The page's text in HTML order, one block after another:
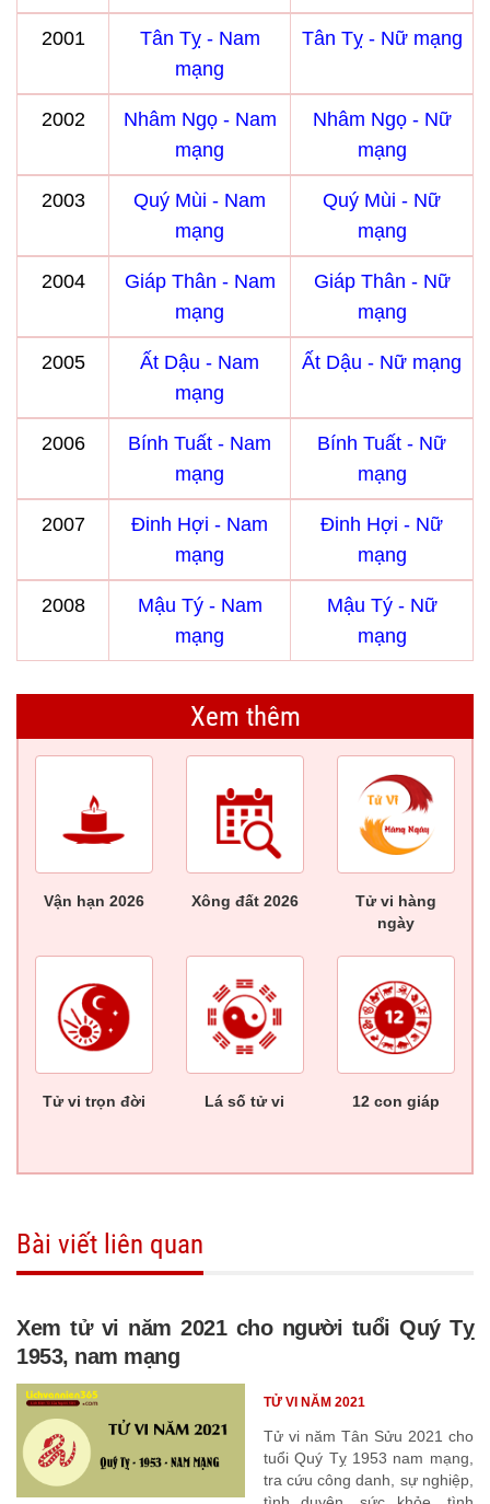
2001
Tân Tỵ - Nam
mạng
Tân Tỵ - Nữ mạng
2002
Nhâm Ngọ - Nam
mạng
Nhâm Ngọ - Nữ
mạng
2003
Quý Mùi - Nam
mạng
Quý Mùi - Nữ
mạng
2004
Giáp Thân - Nam
mạng
Giáp Thân - Nữ
mạng
2005
Ất Dậu - Nam
mạng
Ất Dậu - Nữ mạng
2006
Bính Tuất - Nam
mạng
Bính Tuất - Nữ
mạng
2007
Đinh Hợi - Nam
mạng
Đinh Hợi - Nữ
mạng
2008
Mậu Tý - Nam
mạng
Mậu Tý - Nữ
mạng
Xem thêm
Vận hạn 2026 Xông đất 2026
Tử vi hàng
ngày
Tử vi trọn đời Lá số tử vi 12 con giáp
Bài viết liên quan
Xem tử vi năm 2021 cho người tuổi Quý Tỵ
1953, nam mạng
Tử vi năm Tân Sửu 2021 cho
tuổi Quý Tỵ 1953 nam mạng,
tra cứu công danh, sự nghiệp,
TỬ VI NĂM 2021